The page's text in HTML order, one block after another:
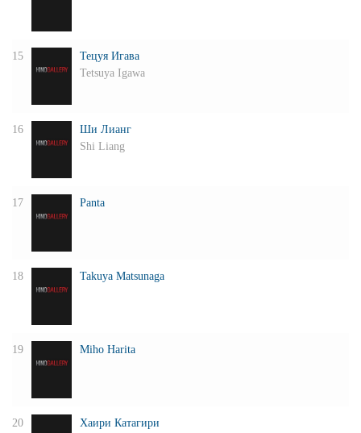
15
Тецуя Игава
Tetsuya Igawa
16
Ши Лианг
Shi Liang
17 Panta
18 Takuya Matsunaga
19 Miho Harita
20
Хаири Катагири